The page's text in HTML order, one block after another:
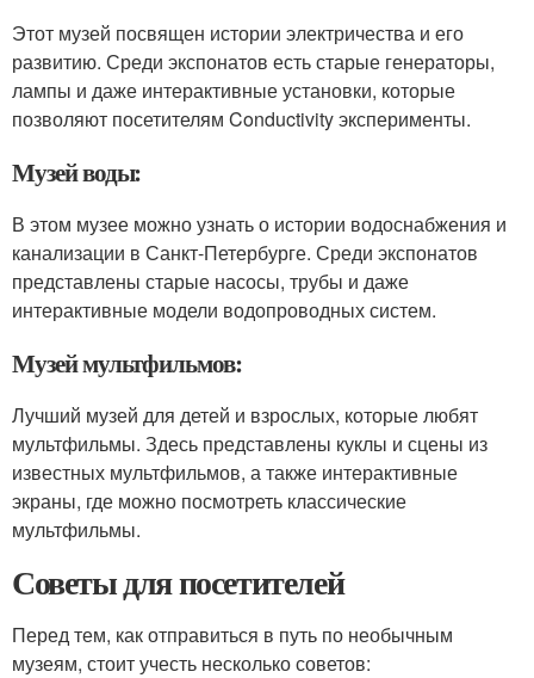
Этот музей посвящен истории электричества и его
развитию. Среди экспонатов есть старые генераторы,
лампы и даже интерактивные установки, которые
позволяют посетителям Conductivity эксперименты.
Музей воды:
В этом музее можно узнать о истории водоснабжения и
канализации в Санкт-Петербурге. Среди экспонатов
представлены старые насосы, трубы и даже
интерактивные модели водопроводных систем.
Музей мультфильмов:
Лучший музей для детей и взрослых, которые любят
мультфильмы. Здесь представлены куклы и сцены из
известных мультфильмов, а также интерактивные
экраны, где можно посмотреть классические
мультфильмы.
Советы для посетителей
Перед тем, как отправиться в путь по необычным
музеям, стоит учесть несколько советов: